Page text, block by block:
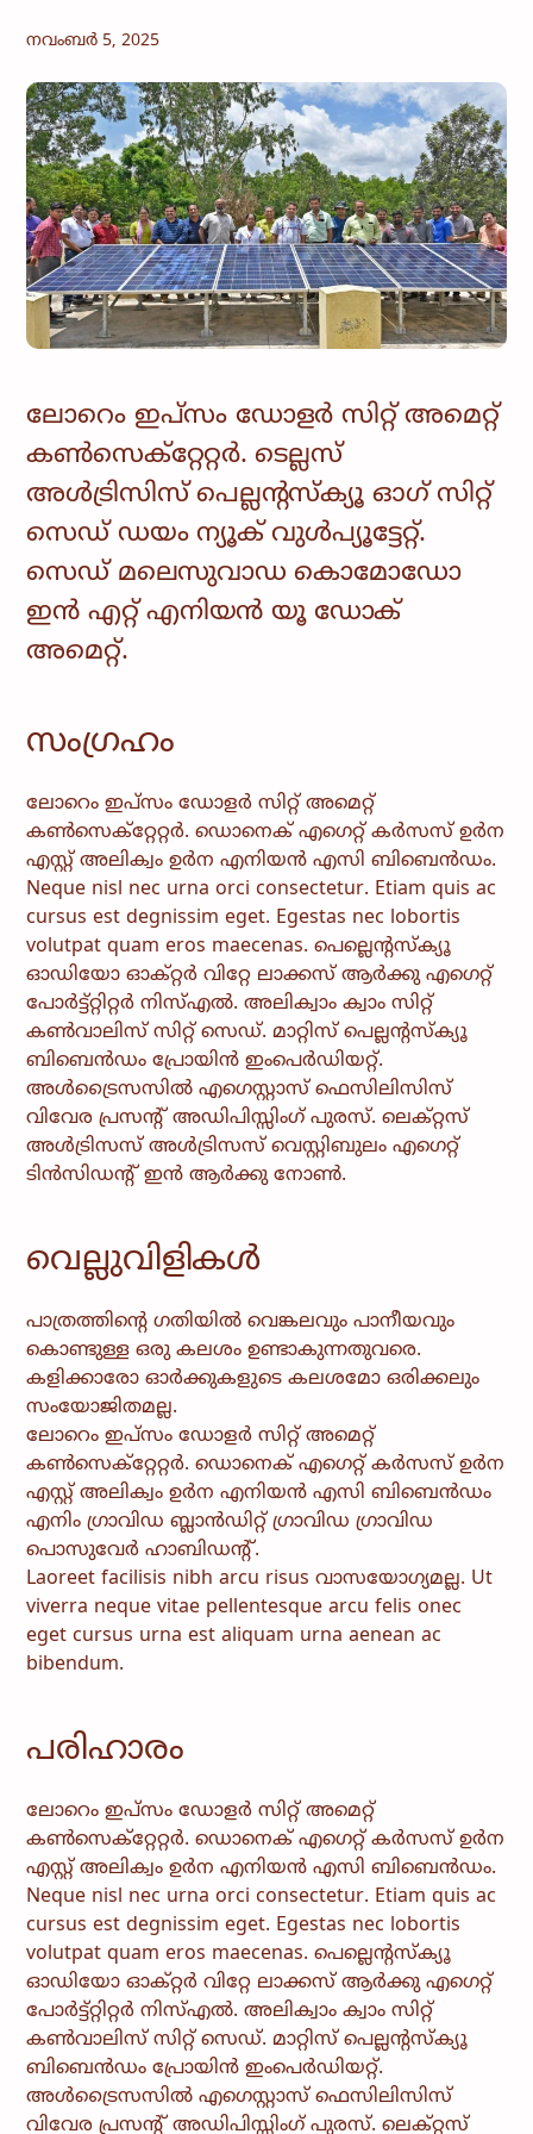
നവംബർ 5, 2025
ലോറെം ഇപ്സം ഡോളർ സിറ്റ് അമെറ്റ്
കൺസെക്റ്റേറ്റർ. ടെല്ലസ്
അൾട്രിസിസ് പെല്ലൻ്റസ്‌ക്യൂ ഓഗ് സിറ്റ്
സെഡ് ഡയം ന്യൂക് വുൾപ്യൂട്ടേറ്റ്.
സെഡ് മലെസുവാഡ കൊമോഡോ
ഇൻ എറ്റ് എനിയൻ യൂ ഡോക്
അമെറ്റ്.
സംഗ്രഹം
ലോറെം ഇപ്സം ഡോളർ സിറ്റ് അമെറ്റ്
കൺസെക്റ്റേറ്റർ. ഡൊനെക് എഗെറ്റ് കർസസ് ഉർന
എസ്റ്റ് അലിക്വം ഉർന എനിയൻ എസി ബിബെൻഡം.
Neque nisl nec urna orci consectetur. Etiam quis ac
cursus est degnissim eget. Egestas nec lobortis
volutpat quam eros maecenas. പെല്ലെൻ്റസ്‌ക്യൂ
ഓഡിയോ ഓക്‌റ്റർ വിറ്റേ ലാക്കസ് ആർക്കു എഗെറ്റ്
പോർട്ട്‌റ്റിറ്റർ നിസ്എൽ. അലിക്വാം ക്വാം സിറ്റ്
കൺവാലിസ് സിറ്റ് സെഡ്. മാറ്റിസ് പെല്ലൻ്റസ്‌ക്യൂ
ബിബെൻഡം പ്രോയിൻ ഇംപെർഡിയറ്റ്.
അൾട്രൈസസിൽ എഗെസ്റ്റാസ് ഫെസിലിസിസ്
വിവേര പ്രസൻ്റ് അഡിപിസ്സിംഗ് പുരസ്. ലെക്റ്റസ്
അൾട്രിസസ് അൾട്രിസസ് വെസ്റ്റിബുലം എഗെറ്റ്
ടിൻസിഡൻ്റ് ഇൻ ആർക്കു നോൺ.
വെല്ലുവിളികൾ
പാത്രത്തിന്റെ ഗതിയിൽ വെങ്കലവും പാനീയവും
കൊണ്ടുള്ള ഒരു കലശം ഉണ്ടാകുന്നതുവരെ.
കളിക്കാരോ ഓർക്കുകളുടെ കലശമോ ഒരിക്കലും
സംയോജിതമല്ല.
ലോറെം ഇപ്സം ഡോളർ സിറ്റ് അമെറ്റ്
കൺസെക്റ്റേറ്റർ. ഡൊനെക് എഗെറ്റ് കർസസ് ഉർന
എസ്റ്റ് അലിക്വം ഉർന എനിയൻ എസി ബിബെൻഡം
എനിം ഗ്രാവിഡ ബ്ലാൻഡിറ്റ് ഗ്രാവിഡ ഗ്രാവിഡ
പൊസുവേർ ഹാബിഡൻ്റ്.
Laoreet facilisis nibh arcu risus വാസയോഗ്യമല്ല. Ut
viverra neque vitae pellentesque arcu felis onec
eget cursus urna est aliquam urna aenean ac
bibendum.
പരിഹാരം
ലോറെം ഇപ്സം ഡോളർ സിറ്റ് അമെറ്റ്
കൺസെക്റ്റേറ്റർ. ഡൊനെക് എഗെറ്റ് കർസസ് ഉർന
എസ്റ്റ് അലിക്വം ഉർന എനിയൻ എസി ബിബെൻഡം.
Neque nisl nec urna orci consectetur. Etiam quis ac
cursus est degnissim eget. Egestas nec lobortis
volutpat quam eros maecenas. പെല്ലെൻ്റസ്‌ക്യൂ
ഓഡിയോ ഓക്‌റ്റർ വിറ്റേ ലാക്കസ് ആർക്കു എഗെറ്റ്
പോർട്ട്‌റ്റിറ്റർ നിസ്എൽ. അലിക്വാം ക്വാം സിറ്റ്
കൺവാലിസ് സിറ്റ് സെഡ്. മാറ്റിസ് പെല്ലൻ്റസ്‌ക്യൂ
ബിബെൻഡം പ്രോയിൻ ഇംപെർഡിയറ്റ്.
അൾട്രൈസസിൽ എഗെസ്റ്റാസ് ഫെസിലിസിസ്
വിവേര പ്രസൻ്റ് അഡിപിസ്സിംഗ് പുരസ്. ലെക്റ്റസ്